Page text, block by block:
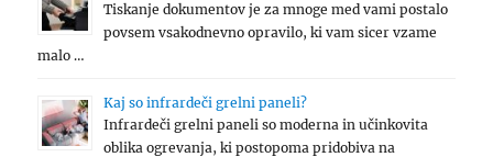
Tiskanje dokumentov je za mnoge med vami postalo
povsem vsakodnevno opravilo, ki vam sicer vzame
malo …
Kaj so infrardeči grelni paneli?
Infrardeči grelni paneli so moderna in učinkovita
oblika ogrevanja, ki postopoma pridobiva na